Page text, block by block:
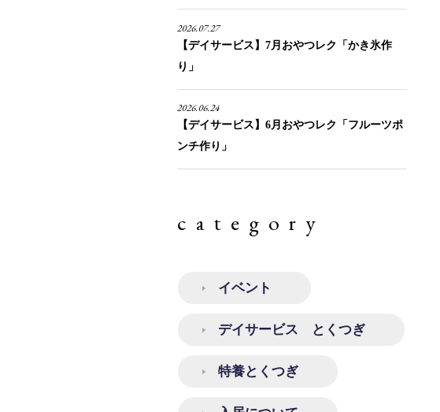
2026.07.27
【デイサービス】7月おやつレク「かき氷作
り」
2026.06.24
【デイサービス】6月おやつレク「フルーツポ
ンチ作り」
category
イベント
デイサービス とくつぎ
特養とくつぎ